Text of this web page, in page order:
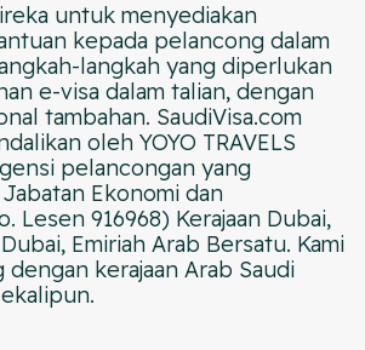
untuk menyediakan
kepada pelancong dalam
langkah yang diperlukan
e-visa dalam talian, dengan
tambahan. SaudiVisa.com
oleh YOYO TRAVELS
pelancongan yang
Ekonomi dan
Lesen 916968) Kerajaan Dubai,
Emiriah Arab Bersatu. Kami
kerajaan Arab Saudi